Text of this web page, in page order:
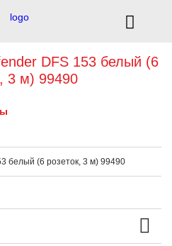
DFS 153 белый (6
3 м) 99490
белый (6 розеток, 3 м) 99490